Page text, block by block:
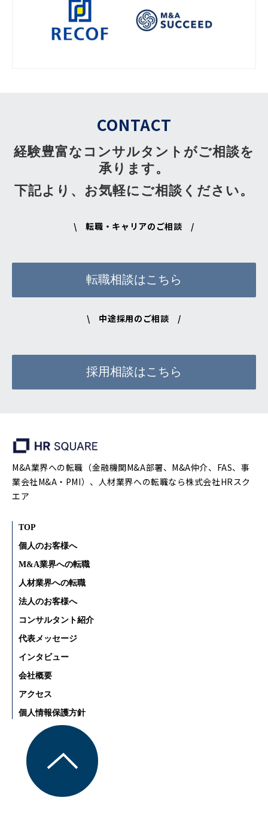
CONTACT
経験豊富なコンサルタントがご相談を
承ります。
下記より、お気軽にご相談ください。
\ 転職・キャリアのご相談 /
転職相談はこちら
\ 中途採用のご相談 /
採用相談はこちら
M&A業界への転職（金融機関M&A部署、M&A仲介、FAS、事
業会社M&A・PMI）、人材業界への転職なら株式会社HRスク
エア
TOP
個人のお客様へ
M&A業界への転職
人材業界への転職
法人のお客様へ
コンサルタント紹介
代表メッセージ
インタビュー
会社概要
アクセス
個人情報保護方針